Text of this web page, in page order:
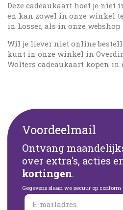
Deze cadeaukaart hoef je niet
en kan zowel in onze winkel
in Losser, als in onze webshop
Wil je liever niet online
kunt in onze winkel in
Wolters cadeaukaart kopen in
Voordeelmail
Ontvang
over extra's, acties
kortingen.
Gegevens slaan we secuur op conform